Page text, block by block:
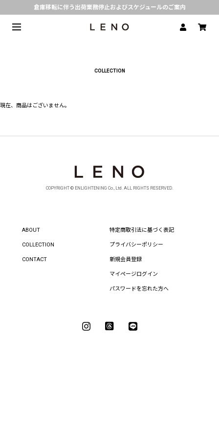
倉庫移転に伴う出荷業務停止およびスケジュールのご案内
定番デニム | 現在の価格でのご用意は 8月31日(月)まで
COLLECTION
現在、商品はございません。
COPYRIGHT © ENLIGHTENING Co., Ltd. ALL RIGHTS RESERVED.
ABOUT
COLLECTION
CONTACT
特定商取引法に基づく表記
プライバシーポリシー
新規会員登録
マイページログイン
パスワードを忘れた方へ